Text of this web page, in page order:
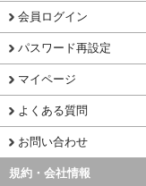
会員ログイン
パスワード再設定
マイページ
よくある質問
お問い合わせ
規約・会社情報